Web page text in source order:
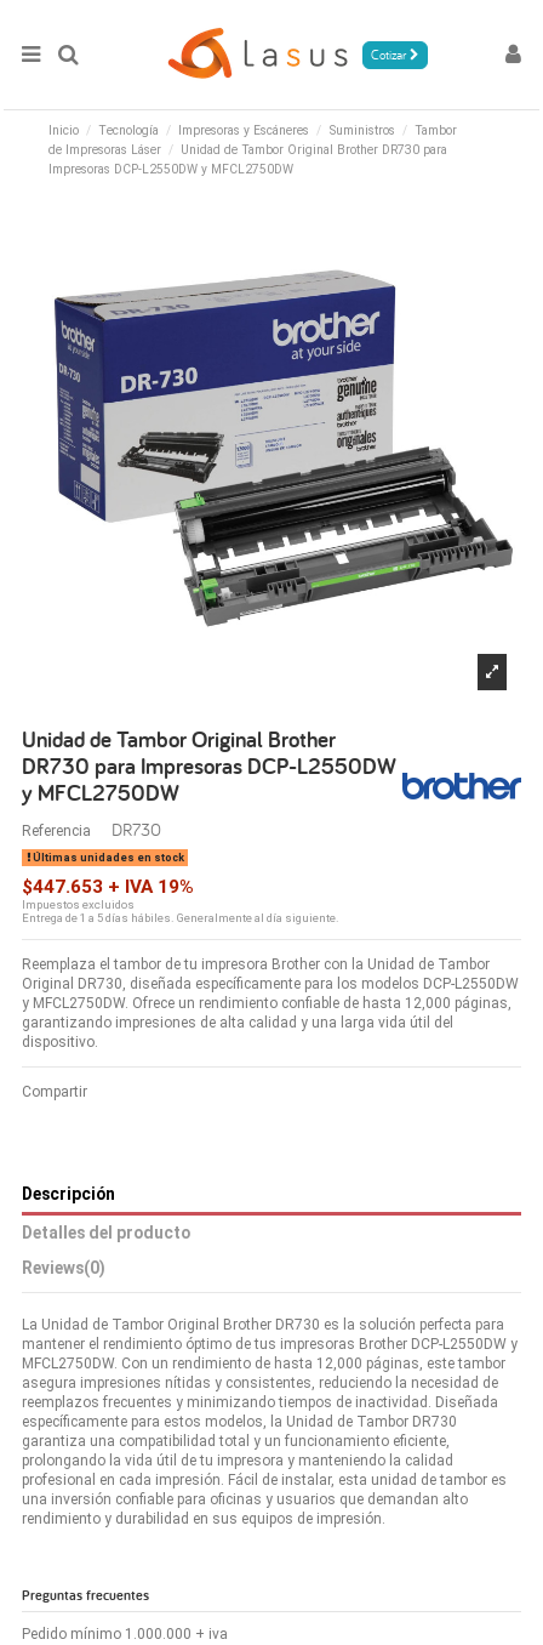
Cotizar
Inicio Tecnología Impresoras y Escáneres Suministros
Tambor
de Impresoras Láser
Unidad de Tambor Original Brother DR730 para
Impresoras DCP-L2550DW y MFCL2750DW
Unidad de Tambor Original Brother
DR730 para Impresoras DCP-L2550DW
y MFCL2750DW
Referencia DR730
Últimas unidades en stock
$447.653 + IVA 19%
Impuestos excluidos
Entrega de 1 a 5 días hábiles. Generalmente al día siguiente.
Reemplaza el tambor de tu impresora Brother con la Unidad de Tambor
Original DR730, diseñada específicamente para los modelos DCP-L2550DW
y MFCL2750DW. Ofrece un rendimiento confiable de hasta 12,000 páginas,
garantizando impresiones de alta calidad y una larga vida útil del
dispositivo.
Compartir
Descripción
Detalles del producto
Reviews(0)
La Unidad de Tambor Original Brother DR730 es la solución perfecta para
mantener el rendimiento óptimo de tus impresoras Brother DCP-L2550DW y
MFCL2750DW. Con un rendimiento de hasta 12,000 páginas, este tambor
asegura impresiones nítidas y consistentes, reduciendo la necesidad de
reemplazos frecuentes y minimizando tiempos de inactividad. Diseñada
específicamente para estos modelos, la Unidad de Tambor DR730
garantiza una compatibilidad total y un funcionamiento eficiente,
prolongando la vida útil de tu impresora y manteniendo la calidad
profesional en cada impresión. Fácil de instalar, esta unidad de tambor es
una inversión confiable para oficinas y usuarios que demandan alto
rendimiento y durabilidad en sus equipos de impresión.
Preguntas frecuentes
Pedido mínimo 1.000.000 + iva